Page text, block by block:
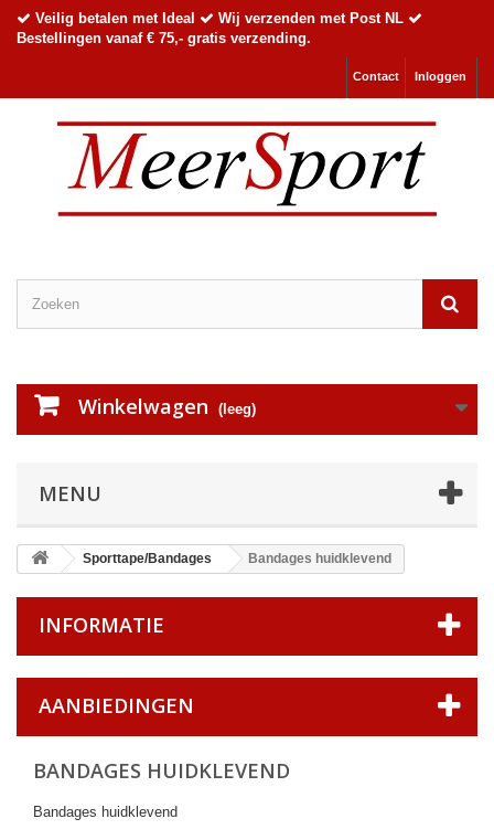
Veilig betalen met Ideal
Wij verzenden met Post NL
Bestellingen vanaf € 75,- gratis verzending.
Inloggen
Contact
Winkelwagen (leeg)
MENU
Sporttape/Bandages Bandages huidklevend
INFORMATIE
AANBIEDINGEN
BANDAGES HUIDKLEVEND
Bandages huidklevend